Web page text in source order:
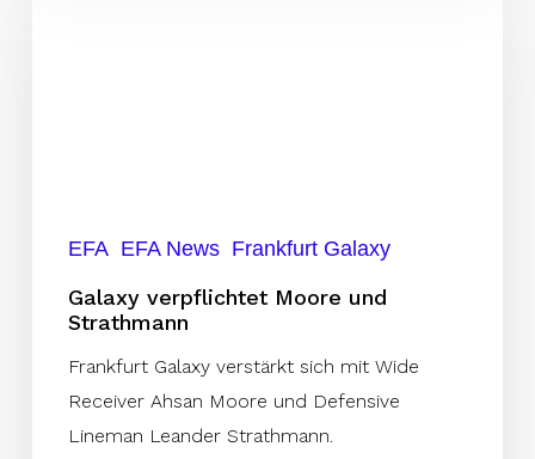
EFA EFA News Frankfurt Galaxy
Galaxy verpflichtet Moore und
Strathmann
Frankfurt Galaxy verstärkt sich mit Wide
Receiver Ahsan Moore und Defensive
Lineman Leander Strathmann.